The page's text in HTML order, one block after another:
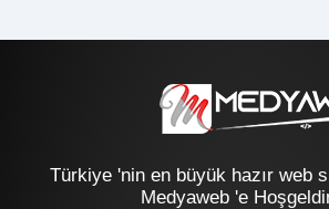
Türkiye 'nin en büyük hazır web
Medyaweb 'e